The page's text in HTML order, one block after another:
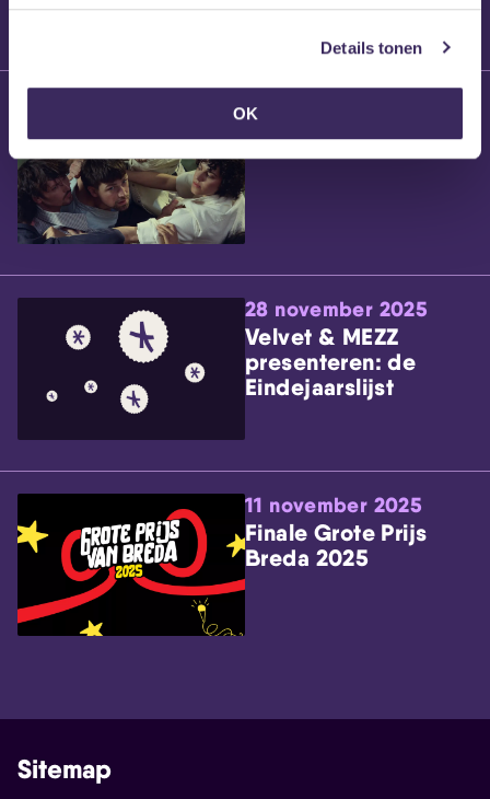
Details tonen
OK24 maart 2026
Willem’s Blog: Ão
28 november 2025
Velvet & MEZZ
presenteren: de
Eindejaarslijst
11 november 2025
Finale Grote Prijs
Breda 2025
Sitemap